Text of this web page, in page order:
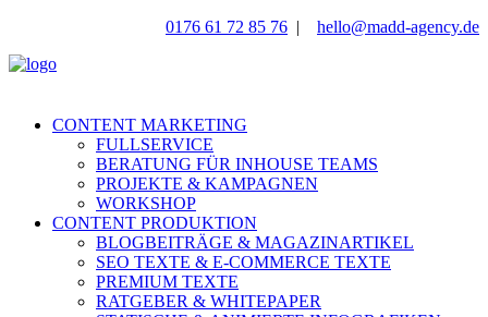
0176 61 72 85 76 | hello@madd-agency.de
CONTENT MARKETING
FULLSERVICE
BERATUNG FÜR INHOUSE TEAMS
PROJEKTE & KAMPAGNEN
WORKSHOP
CONTENT PRODUKTION
BLOGBEITRÄGE & MAGAZINARTIKEL
SEO TEXTE & E-COMMERCE TEXTE
PREMIUM TEXTE
RATGEBER & WHITEPAPER